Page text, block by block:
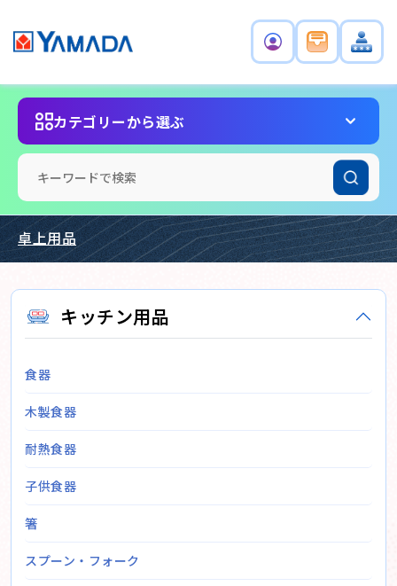
カテゴリーから選ぶ
卓上用品
キッチン用品
食器
木製食器
耐熱食器
子供食器
箸
スプーン・フォーク